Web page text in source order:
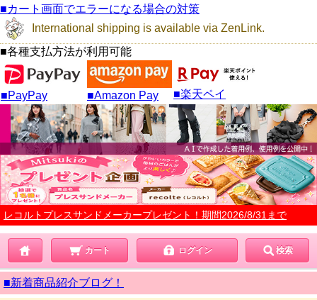
■カート画面でエラーになる場合の対策
International shipping is available via ZenLink.
■各種支払方法が利用可能
■PayPay ■Amazon Pay ■楽天ペイ
レコルトプレスサンドメーカープレゼント！期間2026/8/31まで
カート ログイン 検索
■新着商品紹介ブログ！